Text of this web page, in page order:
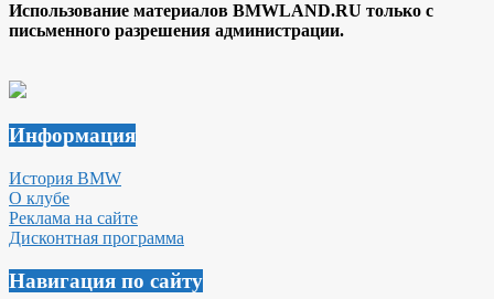
Использование материалов BMWLAND.RU только с
письменного разрешения администрации.
Информация
История BMW
О клубе
Реклама на сайте
Дисконтная программа
Навигация по сайту